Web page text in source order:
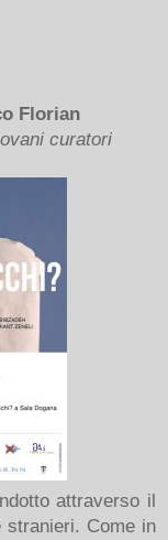
Florian
curatori
attraverso il
Come in